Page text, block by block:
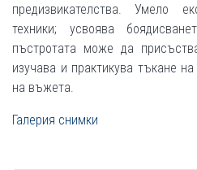
предизвикателства. Умело
техники; усвоява
пъстротата може да
изучава и практикува тъкане
на въжета.
Галерия снимки